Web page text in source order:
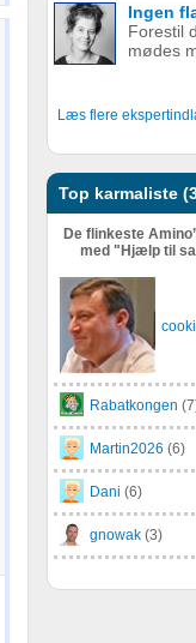
er et
skaber
salg.
Forestil
mødes
kvarter,
op. Der
går ind
Læs flere
Top karmaliste
De flinkeste
med "Hjælp til
Rabatkongen
Martin2026 (6)
Dani (6)
gnowak (3)